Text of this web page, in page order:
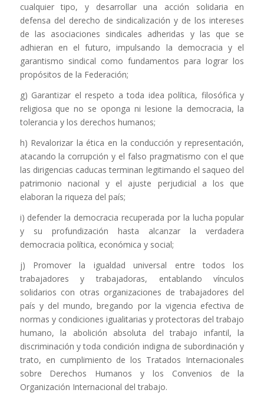
cualquier tipo, y desarrollar una acción solidaria en
defensa del derecho de sindicalización y de los intereses
de las asociaciones sindicales adheridas y las que se
adhieran en el futuro, impulsando la democracia y el
garantismo sindical como fundamentos para lograr los
propósitos de la Federación;
g) Garantizar el respeto a toda idea política, filosófica y
religiosa que no se oponga ni lesione la democracia, la
tolerancia y los derechos humanos;
h) Revalorizar la ética en la conducción y representación,
atacando la corrupción y el falso pragmatismo con el que
las dirigencias caducas terminan legitimando el saqueo del
patrimonio nacional y el ajuste perjudicial a los que
elaboran la riqueza del país;
i) defender la democracia recuperada por la lucha popular
y su profundización hasta alcanzar la verdadera
democracia política, económica y social;
j) Promover la igualdad universal entre todos los
trabajadores y trabajadoras, entablando vínculos
solidarios con otras organizaciones de trabajadores del
país y del mundo, bregando por la vigencia efectiva de
normas y condiciones igualitarias y protectoras del trabajo
humano, la abolición absoluta del trabajo infantil, la
discriminación y toda condición indigna de subordinación y
trato, en cumplimiento de los Tratados Internacionales
sobre Derechos Humanos y los Convenios de la
Organización Internacional del trabajo.